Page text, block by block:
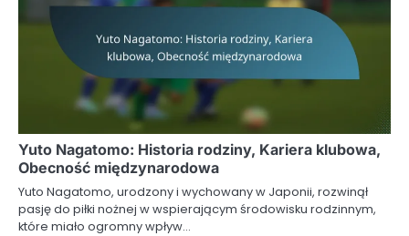
Yuto Nagatomo: Historia rodziny, Kariera klubowa,
Obecność międzynarodowa
Yuto Nagatomo, urodzony i wychowany w Japonii, rozwinął
pasję do piłki nożnej w wspierającym środowisku rodzinnym,
które miało ogromny wpływ…